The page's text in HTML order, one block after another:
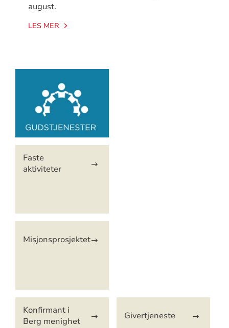
august.
LES MER
Faste
aktiviteter
Misjonsprosjektet
Konfirmant i
Berg menighet
Givertjeneste